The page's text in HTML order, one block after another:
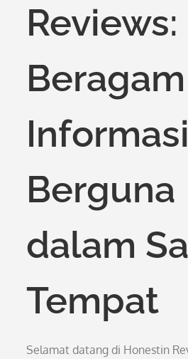
Reviews:
Beragam
Informasi
Berguna
dalam
Tempat
Selamat datang di Honestin